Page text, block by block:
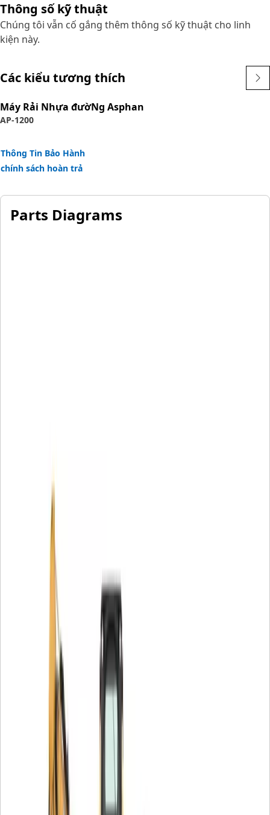
Thông số kỹ thuật
Chúng tôi vẫn cố gắng thêm thông số kỹ thuật cho linh
kiện này.
Các kiểu tương thích
Máy Rải Nhựa đườNg Asphan
AP-1200
Thông Tin Bảo Hành
chính sách hoàn trả
Parts Diagrams